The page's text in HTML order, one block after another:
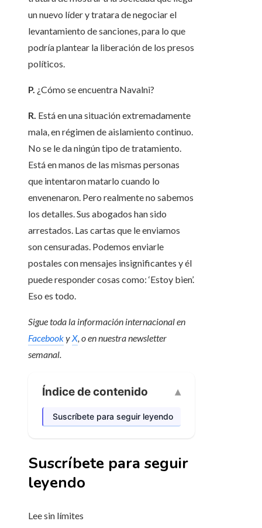
un nuevo líder y tratara de negociar el
levantamiento de sanciones, para lo que
podría plantear la liberación de los presos
políticos.
P. ¿Cómo se encuentra Navalni?
R. Está en una situación extremadamente
mala, en régimen de aislamiento continuo.
No se le da ningún tipo de tratamiento.
Está en manos de las mismas personas
que intentaron matarlo cuando lo
envenenaron. Pero realmente no sabemos
los detalles. Sus abogados han sido
arrestados. Las cartas que le enviamos
son censuradas. Podemos enviarle
postales con mensajes insignificantes y él
puede responder cosas como: ‘Estoy bien’.
Eso es todo.
Sigue toda la información internacional en
FacebookyX, o ennuestra newsletter
semanal.
Índice de contenido
Suscríbete para seguir leyendo
Suscríbete para seguir
leyendo
Lee sin límites